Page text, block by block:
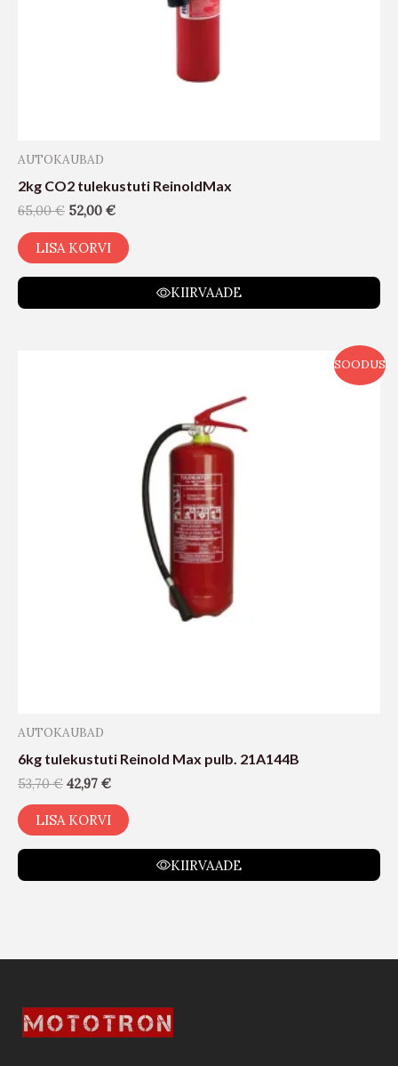
AUTOKAUBAD
2kg CO2 tulekustuti ReinoldMax
65,00€ 52,00 €
LISA KORVI
KIIRVAADE
SOODUS
AUTOKAUBAD
6kg tulekustuti Reinold Max pulb. 21A144B
53,70€ 42,97 €
LISA KORVI
KIIRVAADE